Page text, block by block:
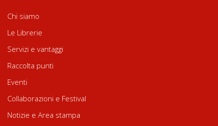
Chi siamo
Le Librerie
Servizi e vantaggi
Raccolta punti
Eventi
Collaborazioni e Festival
Notizie e Area stampa